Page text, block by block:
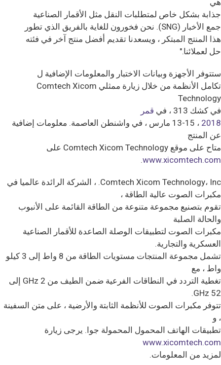
هي
جذابة بشكل خاص لمتطلبات النقل مثل الأقمار الصناعية
جمع الأخبار (SNG). نحن فخورون للغاية بالفريق الذي تطور
هذا المنتج المبتكر ، ويسعدنا تقديم أفضل منتج آخر في فئته
حل لعملائنا."
ستتوفر الأجهزة وبيانات الاختبار والمعلومات الإضافية ل
تكامل الأنظمة من خلال زيارة ممثلي Comtech Xicom
Technology
في كشك 313 ، في
قمر
2018
، 13-15 مارس ، في واشنطن العاصمة. معلومات إضافية
عن المنتج
متاح على موقع Comtech Xicom Technology على
www.xicomtech.com
.
Comtech Xicom Technology، Inc. ، الشركة الرائدة عالميا في
مكبرات الصوت عالية الطاقة ،
تقوم بتصنيع مجموعة متنوعة من الطاقة القائمة على الأنبوب
والحالة الصلبة
مكبرات الصوت لتطبيقات الوصلة الصاعدة للأقمار الصناعية
العسكرية والتجارية.
تشمل مجموعة المنتجات مستويات الطاقة من 8 واط إلى 3 كيلو
واط ، مع
تغطية التردد في النطاقات الفرعية ضمن الطيف من GHz 2 إلى
GHz 52.
تتوفر مكبرات الصوت للأنظمة الثابتة والأرضية ، على متن السفينة
، و
تطبيقات الهاتف المحمول المحمولة جوا. يرجى زيارة
www.xicomtech.com
لمزيد من المعلومات.